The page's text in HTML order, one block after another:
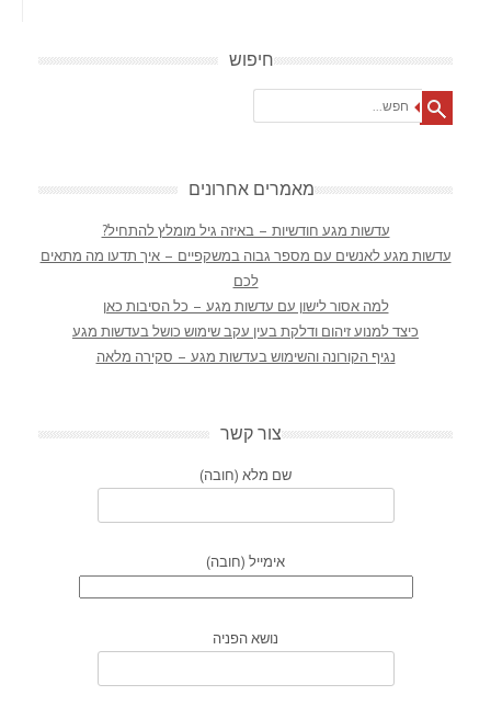
חיפוש
מאמרים אחרונים
עדשות מגע חודשיות – באיזה גיל מומלץ להתחיל?
עדשות מגע לאנשים עם מספר גבוה במשקפיים – איך תדעו מה מתאים
לכם
למה אסור לישון עם עדשות מגע – כל הסיבות כאן
כיצד למנוע זיהום ודלקת בעין עקב שימוש כושל בעדשות מגע
נגיף הקורונה והשימוש בעדשות מגע – סקירה מלאה
צור קשר
שם מלא (חובה)
אימייל (חובה)
נושא הפניה